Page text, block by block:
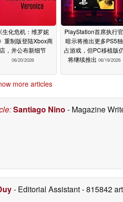
《生化危机：维罗妮
重制版登陆Xbox商
店，并公布新细节
06/20/2026
PlayStation首席执行官
暗示将推出更多PS5独
占游戏，但PC移植版
将继续推出 06/19/2026
more articles
:Santiago Nino - Magazine
- Editorial Assistant- 815842